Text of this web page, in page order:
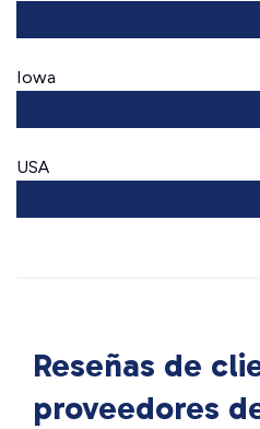
Iowa
USA
Reseñas de
proveedores